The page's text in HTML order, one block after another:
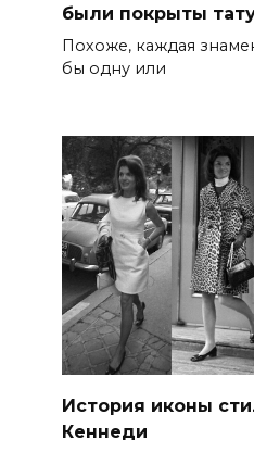
были покрыты
Похоже, каждая
бы одну или
История иконы
Кеннеди